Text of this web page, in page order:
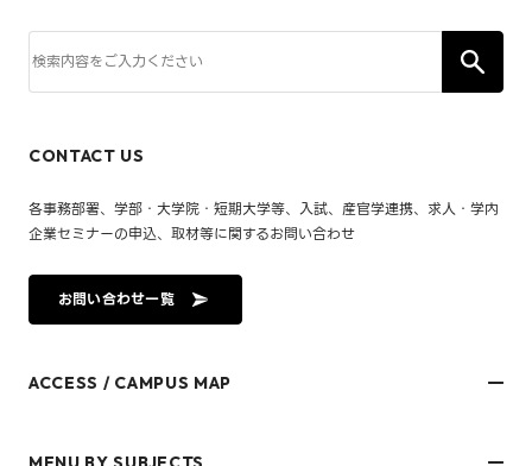
CONTACT US
各事務部署、学部・大学院・短期大学等、入試、産官学連携、求人・学内
企業セミナーの申込、取材等に関するお問い合わせ
お問い合わせ一覧
ACCESS / CAMPUS MAP